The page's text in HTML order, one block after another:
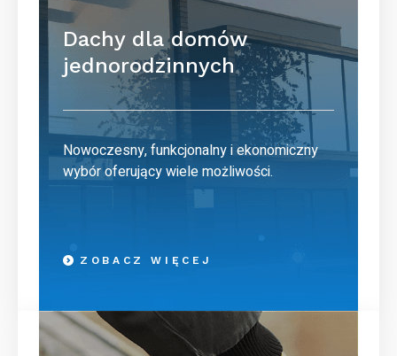
Dachy dla domów
jednorodzinnych
Nowoczesny, funkcjonalny i ekonomiczny
wybór oferujący wiele możliwości.
ZOBACZ WIĘCEJ